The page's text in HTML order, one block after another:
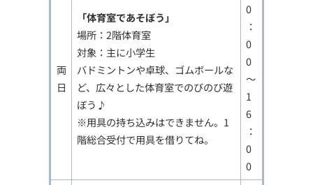
両
日
「体育室であそぼう」
場所：2階体育室
対象：主に小学生
バドミントンや卓球、ゴムボールな
ど、広々とした体育室でのびのび遊
ぼう♪
※用具の持ち込みはできません。1
階総合受付で用具を借りてね。
0
：
0
0
～
1
6
：
0
0